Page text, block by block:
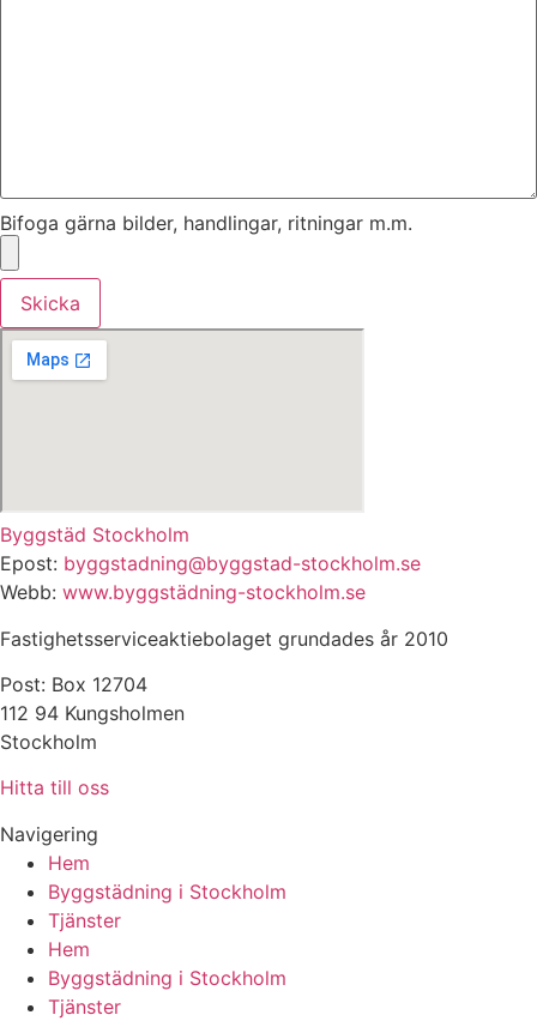
Bifoga gärna bilder, handlingar, ritningar m.m.
Skicka
Byggstäd Stockholm
Epost: byggstadning@byggstad-stockholm.se
Webb: www.byggstädning-stockholm.se
Fastighetsserviceaktiebolaget grundades år 2010
Post: Box 12704
112 94 Kungsholmen
Stockholm
Hitta till oss
Navigering
Hem
Byggstädning i Stockholm
Tjänster
Hem
Byggstädning i Stockholm
Tjänster